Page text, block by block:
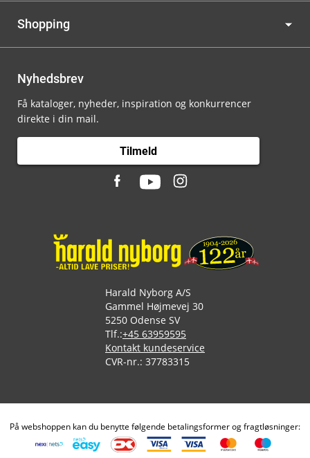
Shopping
Nyhedsbrev
Få kataloger, nyheder, inspiration og konkurrencer
direkte i din mail.
Tilmeld
Harald Nyborg A/S
Gammel Højmevej 30
5250 Odense SV
Tlf.:+45 63959595
Kontakt kundeservice
CVR-nr.: 37783315
På webshoppen kan du benytte følgende betalingsformer og fragtløsninger: